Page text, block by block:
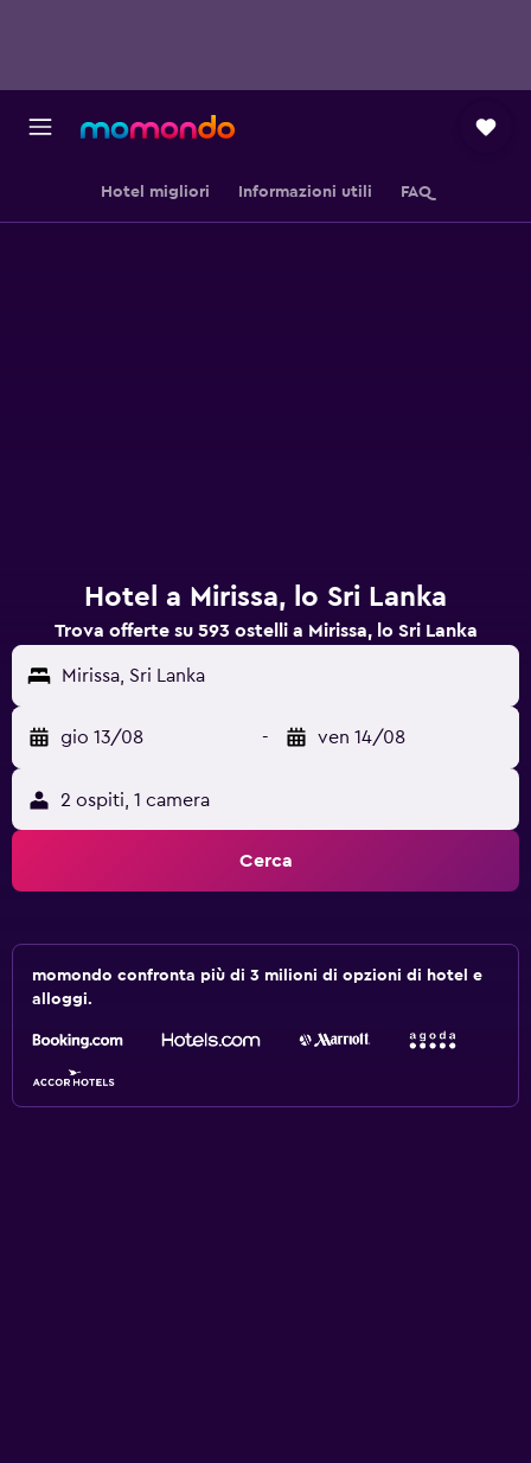
Hotel migliori Informazioni utili FAQ
Hotel a Mirissa, lo Sri Lanka
Trova offerte su 593 ostelli a Mirissa, lo Sri Lanka
Mirissa, Sri Lanka
gio 13/08 - ven 14/08
2 ospiti, 1 camera
Cerca
momondo confronta più di 3 milioni di opzioni di hotel e
alloggi.